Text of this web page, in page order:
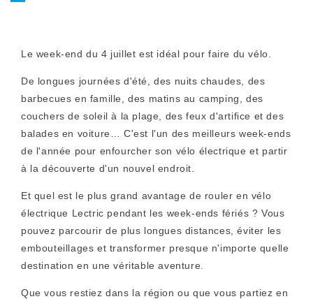
Le week-end du 4 juillet est idéal pour faire du vélo.
De longues journées d'été, des nuits chaudes, des
barbecues en famille, des matins au camping, des
couchers de soleil à la plage, des feux d'artifice et des
balades en voiture… C'est l'un des meilleurs week-ends
de l'année pour enfourcher son vélo électrique et partir
à la découverte d'un nouvel endroit.
Et quel est le plus grand avantage de rouler en vélo
électrique Lectric pendant les week-ends fériés ? Vous
pouvez parcourir de plus longues distances, éviter les
embouteillages et transformer presque n'importe quelle
destination en une véritable aventure.
Que vous restiez dans la région ou que vous partiez en